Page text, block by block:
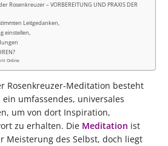
Rosenkreuzer – VORBEREITUNG UND PRAXIS DER
Leitgedanken,
einstellen,
Online
Rosenkreuzer-Meditation besteht
umfassendes, universales
um von dort Inspiration,
zu erhalten. Die Meditation ist
Meisterung des Selbst, doch liegt